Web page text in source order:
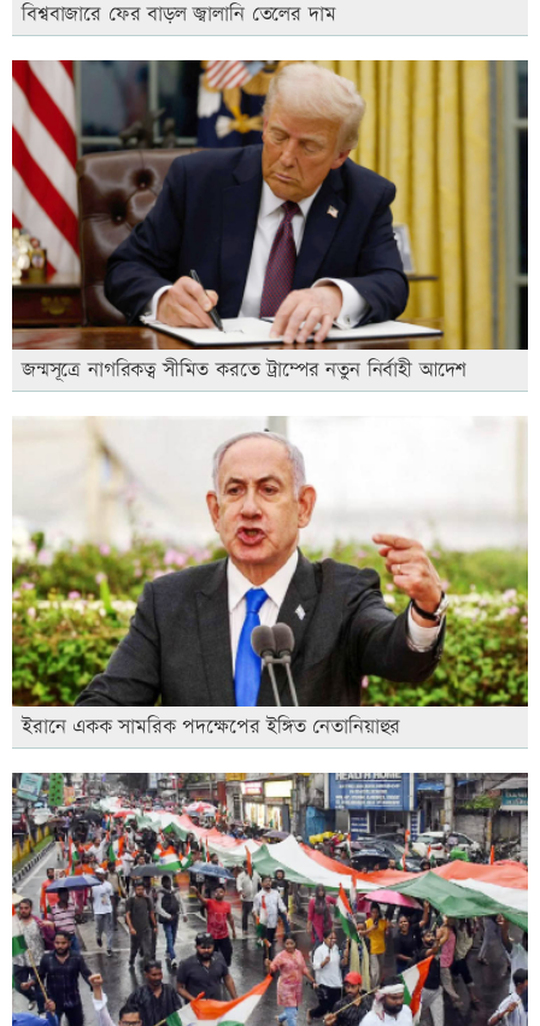
বিশ্ববাজারে ফের বাড়ল জ্বালানি তেলের দাম
জন্মসূত্রে নাগরিকত্ব সীমিত করতে ট্রাম্পের নতুন নির্বাহী আদেশ
ইরানে একক সামরিক পদক্ষেপের ইঙ্গিত নেতানিয়াহুর